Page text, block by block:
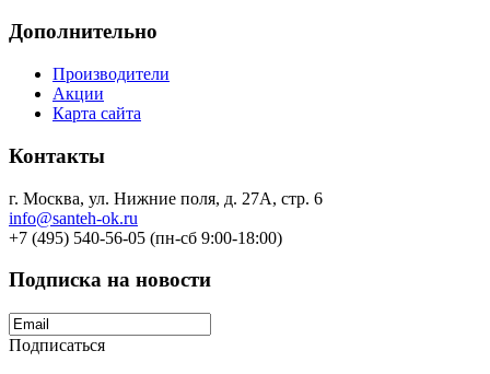
Дополнительно
Производители
Акции
Карта сайта
Контакты
г. Москва, ул. Нижние поля, д. 27А, стр. 6
info@santeh-ok.ru
+7 (495) 540-56-05 (пн-сб 9:00-18:00)
Подписка на новости
Подписаться